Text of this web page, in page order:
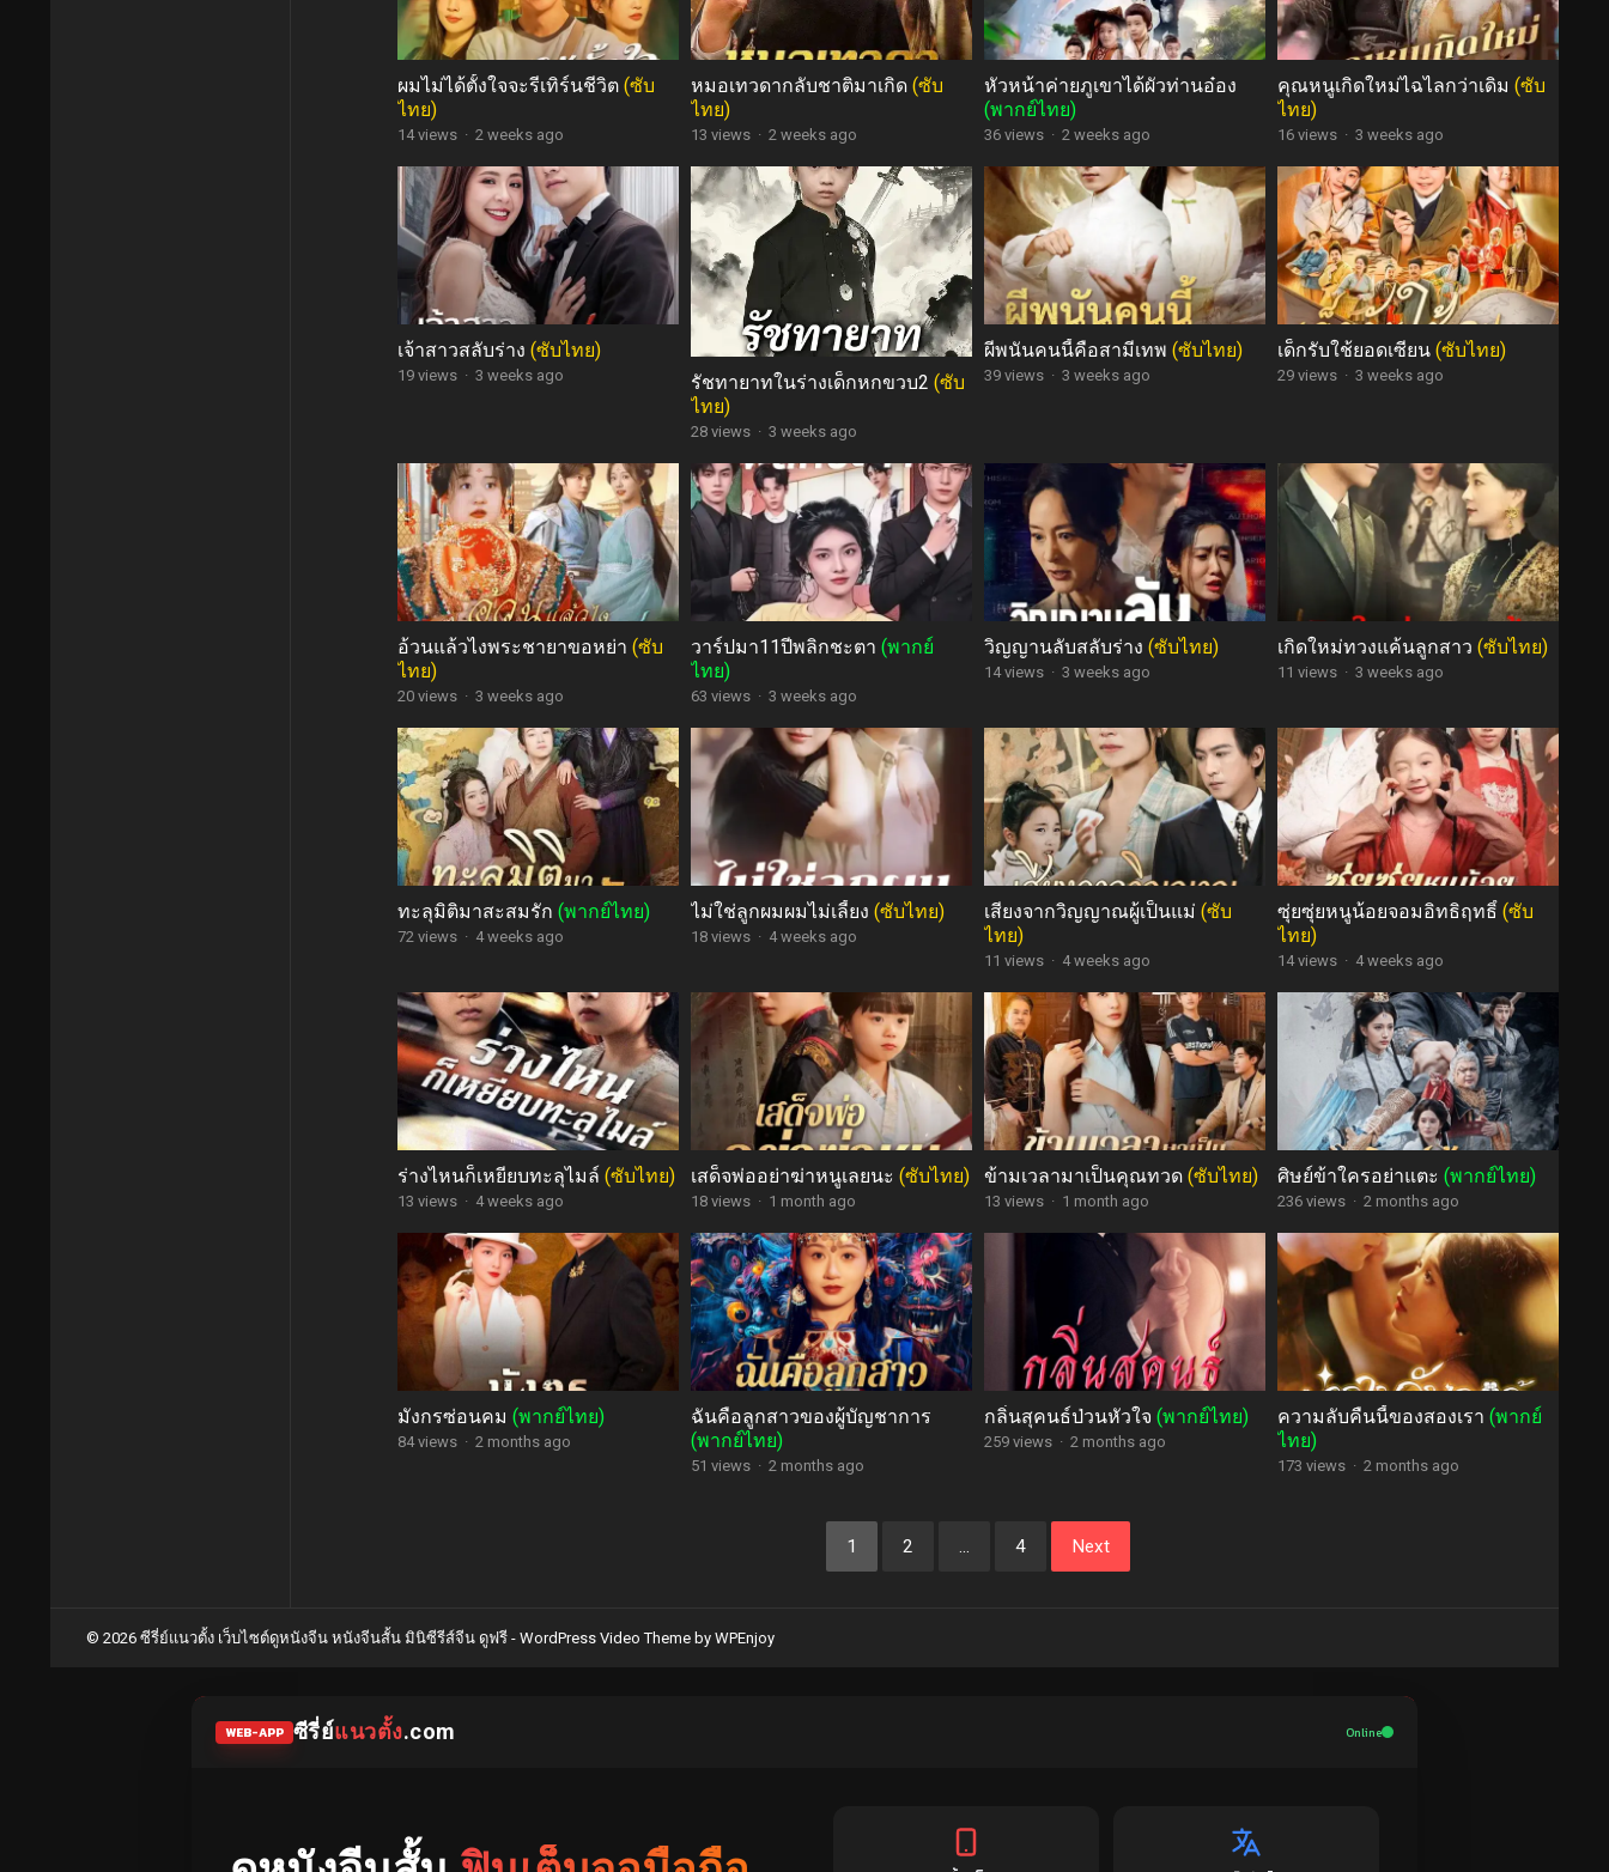
ผมไม่ได้ตั้งใจจะรีเทิร์นชีวิต (ซับ
ไทย)
14 views · 2 weeks ago
หมอเทวดากลับชาติมาเกิด (ซับ
ไทย)
13 views · 2 weeks ago
หัวหน้าค่ายภูเขาได้ผัวท่านอ๋อง
(พากย์ไทย)
36 views · 2 weeks ago
คุณหนูเกิดใหม่ไฉไลกว่าเดิม (ซับ
ไทย)
16 views · 3 weeks ago
เจ้าสาวสลับร่าง (ซับไทย)
19 views · 3 weeks ago รัชทายาทในร่างเด็กหกขวบ2 (ซับ
ไทย)
28 views · 3 weeks ago
ผีพนันคนนี้คือสามีเทพ (ซับไทย)
39 views · 3 weeks ago
เด็กรับใช้ยอดเซียน (ซับไทย)
29 views · 3 weeks ago
อ้วนแล้วไงพระชายาขอหย่า (ซับ
ไทย)
20 views · 3 weeks ago
วาร์ปมา11ปีพลิกชะตา (พากย์
ไทย)
63 views · 3 weeks ago
วิญญานลับสลับร่าง (ซับไทย)
14 views · 3 weeks ago
เกิดใหม่ทวงแค้นลูกสาว (ซับไทย)
11 views · 3 weeks ago
ทะลุมิติมาสะสมรัก (พากย์ไทย)
72 views · 4 weeks ago
ไม่ใช่ลูกผมผมไม่เลี้ยง (ซับไทย)
18 views · 4 weeks ago
เสียงจากวิญญาณผู้เป็นแม่ (ซับ
ไทย)
11 views · 4 weeks ago
ซุ่ยซุ่ยหนูน้อยจอมอิทธิฤทธิ์ (ซับ
ไทย)
14 views · 4 weeks ago
ร่างไหนก็เหยียบทะลุไมล์ (ซับไทย)
13 views · 4 weeks ago
เสด็จพ่ออย่าฆ่าหนูเลยนะ (ซับไทย)
18 views · 1 month ago
ข้ามเวลามาเป็นคุณทวด (ซับไทย)
13 views · 1 month ago
ศิษย์ข้าใครอย่าแตะ (พากย์ไทย)
236 views · 2 months ago
มังกรซ่อนคม (พากย์ไทย)
84 views · 2 months ago
ฉันคือลูกสาวของผู้บัญชาการ
(พากย์ไทย)
51 views · 2 months ago
กลิ่นสุคนธ์ป่วนหัวใจ (พากย์ไทย)
259 views · 2 months ago
ความลับคืนนี้ของสองเรา (พากย์
ไทย)
173 views · 2 months ago
1 2 … 4 Next
© 2026 ซีรี่ย์แนวตั้ง เว็บไซต์ดูหนังจีน หนังจีนสั้น มินิซีรีส์จีน ดูฟรี - WordPress Video Theme by WPEnjoy
WEB-APP ซีรี่ย์แนวตั้ง.com Online